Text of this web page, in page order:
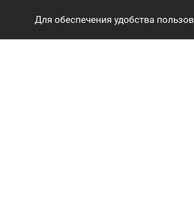
Для обеспечения удобства